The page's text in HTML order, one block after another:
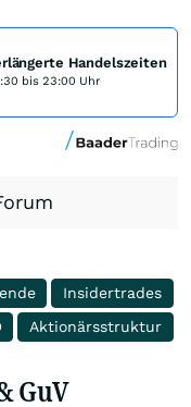
Handelszeiten
bis 23:00 Uhr
Insidertrades
Aktionärsstruktur
GuV